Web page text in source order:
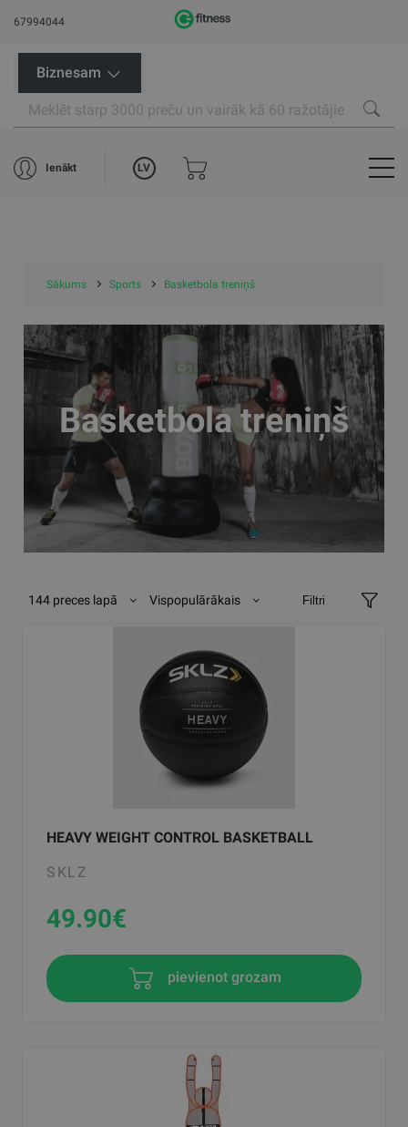
67994044
Biznesam
Ienākt LV
Sākums Sports Basketbola treniņš
Basketbola treniņš
144 preces lapā Vispopulārākais Filtri
HEAVY WEIGHT CONTROL BASKETBALL
SKLZ
49.90€
pievienot grozam